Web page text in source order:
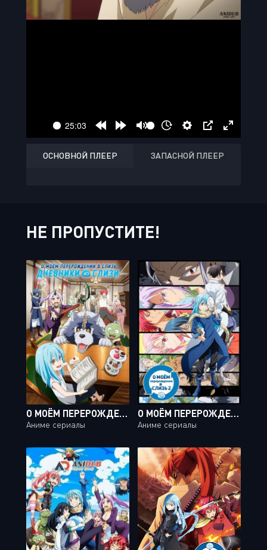
ОСНОВНОЙ ПЛЕЕР ЗАПАСНОЙ ПЛЕЕР
НЕ ПРОПУСТИТЕ!
О МОЁМ ПЕРЕРОЖДЕНИИ В СЛИЗЬ. ДНЕВНИК СЛИЗИ / TENSURA NIKKI: TENSEI SHITARA SLIME DATTA KEN [12 ИЗ 12]
Аниме сериалы
О МОЁМ ПЕРЕРОЖДЕНИИ В СЛИЗЬ 2 / TENSEI SHITARA SLIME DATTA KEN [24 ИЗ 24]
Аниме сериалы